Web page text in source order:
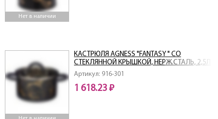
Нет в наличии
Артикул: 916-301
КАСТРЮЛЯ AGNESS "FANTASY " СО
СТЕКЛЯННОЙ КРЫШКОЙ, НЕРЖ.СТАЛЬ, 2,5Л
18Х10 СМ
1 618.23 ₽